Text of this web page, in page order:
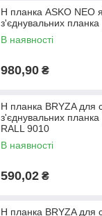
H планка ASKO NEO
з'єднувальних планка
В наявності
980,90 ₴
H планка BRYZA для
з'єднувальних планка
RALL 9010
В наявності
590,02 ₴
H планка BRYZA для